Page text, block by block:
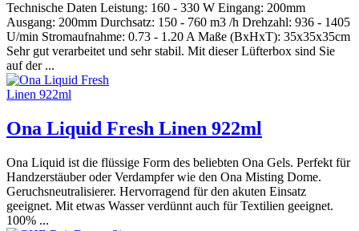
Technische Daten Leistung: 160 - 330 W Eingang: 200mm
Ausgang: 200mm Durchsatz: 150 - 760 m3 /h Drehzahl: 936 - 1405
U/min Stromaufnahme: 0.73 - 1.20 A Maße (BxHxT): 35x35x35cm
Sehr gut verarbeitet und sehr stabil. Mit dieser Lüfterbox sind Sie
auf der ...
Ona Liquid Fresh Linen 922ml
Ona Liquid ist die flüssige Form des beliebten Ona Gels. Perfekt für
Handzerstäuber oder Verdampfer wie den Ona Misting Dome.
Geruchsneutralisierer. Hervorragend für den akuten Einsatz
geeignet. Mit etwas Wasser verdünnt auch für Textilien geeignet.
100% ...